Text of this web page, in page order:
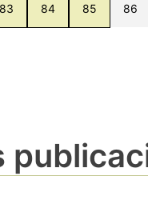
83 84 85 86